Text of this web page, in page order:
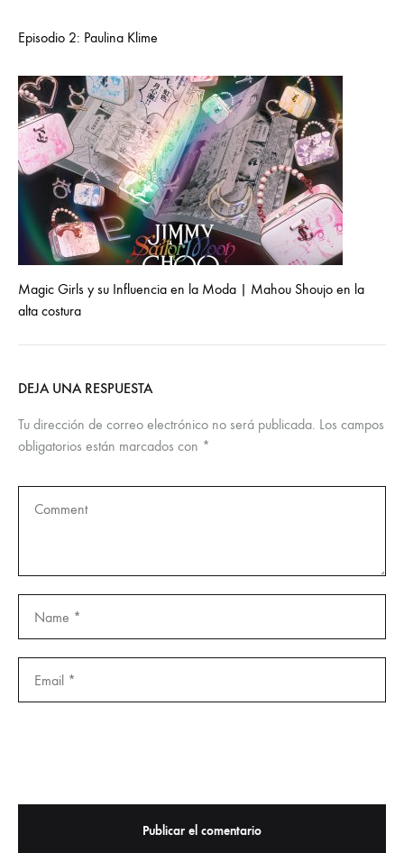
Episodio 2: Paulina Klime
Magic Girls y su Influencia en la Moda | Mahou Shoujo en la
alta costura
DEJA UNA RESPUESTA
Tu dirección de correo electrónico no será publicada. Los campos
obligatorios están marcados con *